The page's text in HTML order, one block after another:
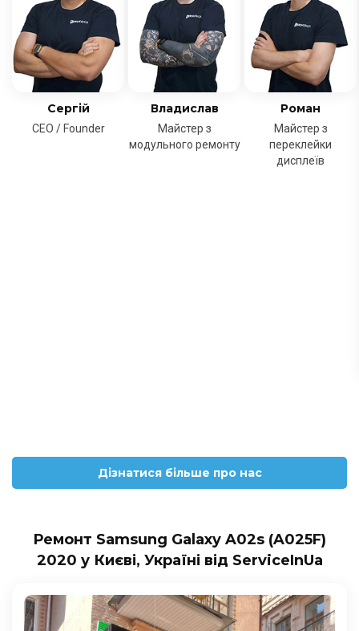
Сергій
CEO / Founder
Владислав
Майстер з
модульного ремонту
Роман
Майстер з
переклейки
дисплеїв
Дізнатися більше про нас
Ремонт Samsung Galaxy A02s (A025F)
2020 у Києві, Україні від ServiceInUa